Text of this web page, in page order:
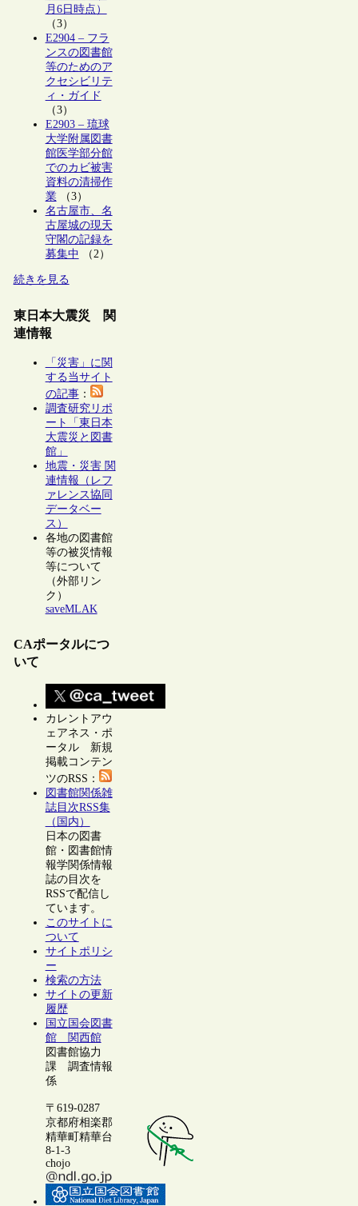
月6日時点）
（3）
E2904 – フラ
ンスの図書館
等のためのア
クセシビリテ
ィ・ガイド
（3）
E2903 – 琉球
大学附属図書
館医学部分館
でのカビ被害
資料の清掃作
業（3）
名古屋市、名
古屋城の現天
守閣の記録を
募集中 （2）
続きを見る
東日本大震災 関
連情報
「災害」に関
する当サイト
の記事：
調査研究リポ
ート「東日本
大震災と図書
館」
地震・災害 関
連情報（レフ
ァレンス協同
データベー
ス）
各地の図書館
等の被災情報
等について
（外部リン
ク）
saveMLAK
CAポータルにつ
いて
カレントアウ
ェアネス・ポ
ータル 新規
掲載コンテン
ツのRSS：
図書館関係雑
誌目次RSS集
（国内）
日本の図書
館・図書館情
報学関係情報
誌の目次を
RSSで配信し
ています。
このサイトに
ついて
サイトポリシ
ー
検索の方法
サイトの更新
履歴
国立国会図書
館 関西館
図書館協力
課 調査情報
係
〒619-0287
京都府相楽郡
精華町精華台
8-1-3
chojo